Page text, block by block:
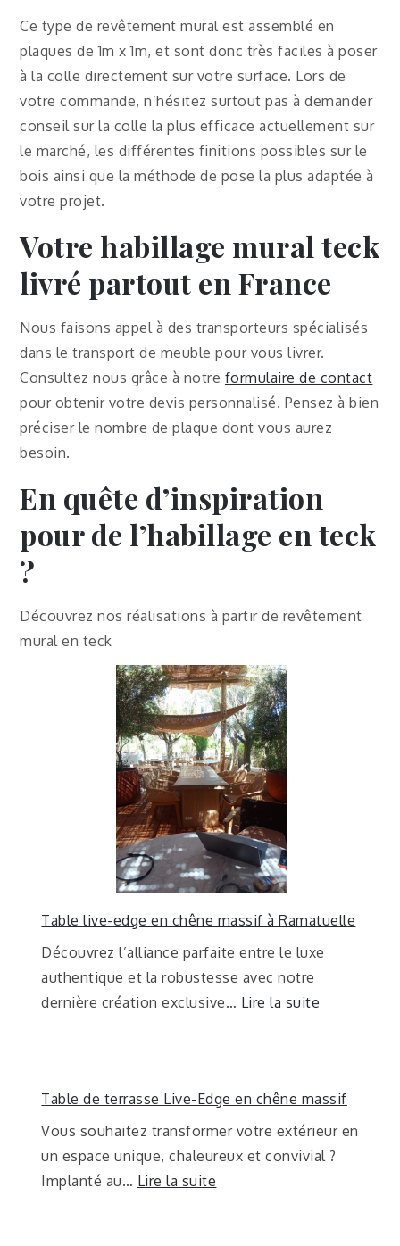
Ce type de revêtement mural est assemblé en
plaques de 1m x 1m, et sont donc très faciles à poser
à la colle directement sur votre surface. Lors de
votre commande, n’hésitez surtout pas à demander
conseil sur la colle la plus efficace actuellement sur
le marché, les différentes finitions possibles sur le
bois ainsi que la méthode de pose la plus adaptée à
votre projet.
Votre habillage mural teck
livré partout en France
Nous faisons appel à des transporteurs spécialisés
dans le transport de meuble pour vous livrer.
Consultez nous grâce à notre formulaire de contact
pour obtenir votre devis personnalisé. Pensez à bien
préciser le nombre de plaque dont vous aurez
besoin.
En quête d’inspiration
pour de l’habillage en teck
?
Découvrez nos réalisations à partir de revêtement
mural en teck
Table live-edge en chêne massif à Ramatuelle
Découvrez l’alliance parfaite entre le luxe
authentique et la robustesse avec notre
dernière création exclusive… Lire la suite
Table de terrasse Live-Edge en chêne massif
Vous souhaitez transformer votre extérieur en
un espace unique, chaleureux et convivial ?
Implanté au… Lire la suite